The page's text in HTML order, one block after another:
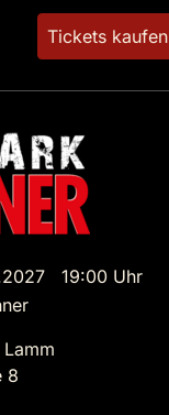
Tickets kaufen
19:00 Uhr
8